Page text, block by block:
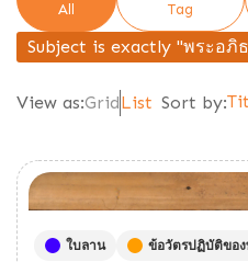
All
Tag
Subject is exactly "พระอภิ
View as:GridList Sort by:
ใบลาน ข้อวัตรปฏิบัติของ